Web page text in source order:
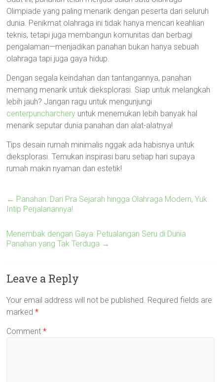
Olimpiade yang paling menarik dengan peserta dari seluruh
dunia. Penikmat olahraga ini tidak hanya mencari keahlian
teknis, tetapi juga membangun komunitas dan berbagi
pengalaman—menjadikan panahan bukan hanya sebuah
olahraga tapi juga gaya hidup.
Dengan segala keindahan dan tantangannya, panahan
memang menarik untuk dieksplorasi. Siap untuk melangkah
lebih jauh? Jangan ragu untuk mengunjungi
centerpuncharchery untuk menemukan lebih banyak hal
menarik seputar dunia panahan dan alat-alatnya!
Tips desain rumah minimalis nggak ada habisnya untuk
dieksplorasi. Temukan inspirasi baru setiap hari supaya
rumah makin nyaman dan estetik!
← Panahan: Dari Pra Sejarah hingga Olahraga Modern, Yuk
Intip Perjalanannya!
Menembak dengan Gaya: Petualangan Seru di Dunia
Panahan yang Tak Terduga →
Leave a Reply
Your email address will not be published. Required fields are
marked*
Comment*